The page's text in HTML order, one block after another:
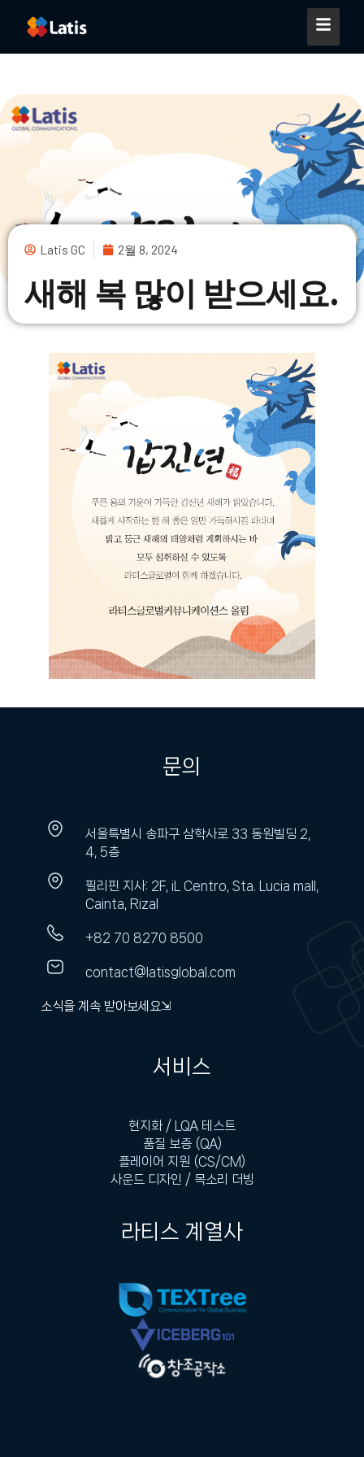
Latis GC 2월 8, 2024
새해 복 많이 받으세요.
문의
서울특별시 송파구 삼학사로 33 동원빌딩 2,
4, 5층
필리핀 지사: 2F, iL Centro, Sta. Lucia mall,
Cainta, Rizal
+82 70 8270 8500
contact@latisglobal.com
소식을 계속 받아보세요⇲
서비스
현지화 / LQA 테스트
품질 보증 (QA)
플레이어 지원 (CS/CM)
사운드 디자인 / 목소리 더빙
라티스 계열사